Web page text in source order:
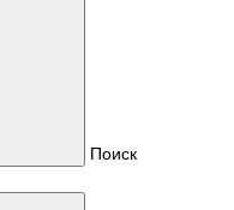
Поиск